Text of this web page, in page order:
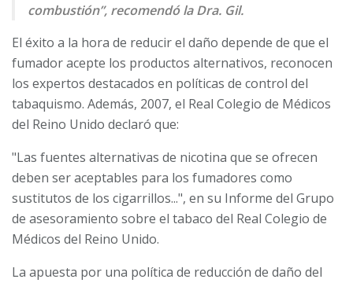
combustión”, recomendó la Dra. Gil.
El éxito a la hora de reducir el daño depende de que el
fumador acepte los productos alternativos, reconocen
los expertos destacados en políticas de control del
tabaquismo. Además, 2007, el Real Colegio de Médicos
del Reino Unido declaró que:
"Las fuentes alternativas de nicotina que se ofrecen
deben ser aceptables para los fumadores como
sustitutos de los cigarrillos...", en su Informe del Grupo
de asesoramiento sobre el tabaco del Real Colegio de
Médicos del Reino Unido.
La apuesta por una política de reducción de daño del